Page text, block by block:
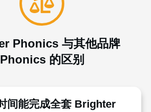
Phonics 与其他品牌
Phonics 的区别
间能完成全套 Brighter